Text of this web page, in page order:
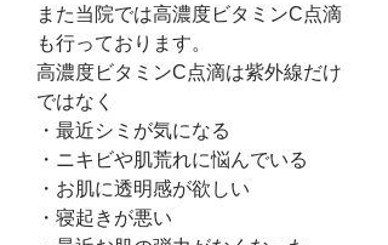
また当院では高濃度ビタミンC点滴
も行っております。
高濃度ビタミンC点滴は紫外線だけ
ではなく
・最近シミが気になる
・ニキビや肌荒れに悩んでいる
・お肌に透明感が欲しい
・寝起きが悪い